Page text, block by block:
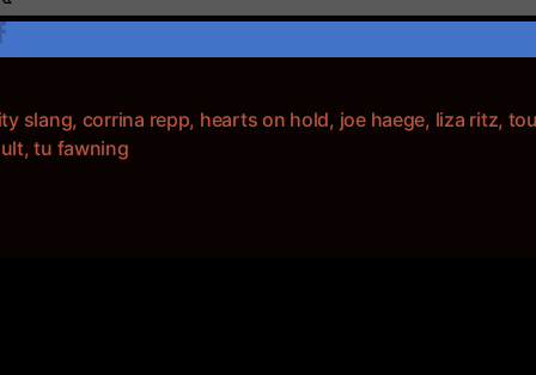
slang, corrina repp, hearts on hold, joe haege, liza ritz,
,tu fawning